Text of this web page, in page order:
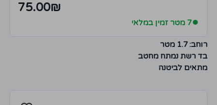
75.00₪
●7 מטר זמין במלאי
רוחב: 1.7
מטר
בד רשת נמתח מחטב
מתאים לביטנה